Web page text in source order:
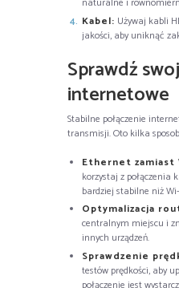
Kabel: Używaj kabli
jakości, aby uniknąć
Sprawdź
internetowe
Stabilne połączenie
transmisji. Oto kilka
Ethernet zamiast
korzystaj z połączenia
bardziej stabilne niż
Optymalizacja
centralnym miejscu i
innych urządzeń.
Sprawdzenie
testów prędkości, aby